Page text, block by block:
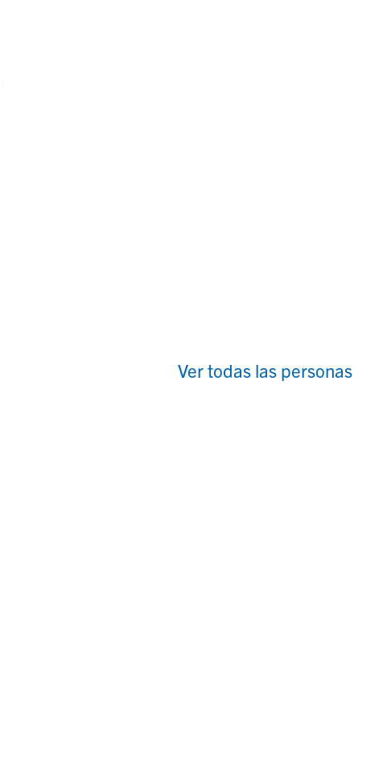
Ver todas las personas